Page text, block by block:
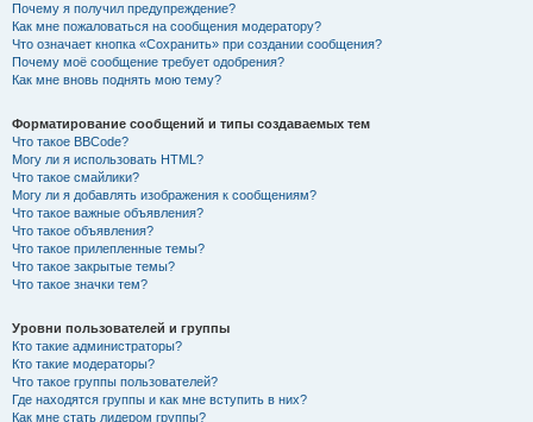
Почему я получил предупреждение?
Как мне пожаловаться на сообщения модератору?
Что означает кнопка «Сохранить» при создании сообщения?
Почему моё сообщение требует одобрения?
Как мне вновь поднять мою тему?
Форматирование сообщений и типы создаваемых тем
Что такое BBCode?
Могу ли я использовать HTML?
Что такое смайлики?
Могу ли я добавлять изображения к сообщениям?
Что такое важные объявления?
Что такое объявления?
Что такое прилепленные темы?
Что такое закрытые темы?
Что такое значки тем?
Уровни пользователей и группы
Кто такие администраторы?
Кто такие модераторы?
Что такое группы пользователей?
Где находятся группы и как мне вступить в них?
Как мне стать лидером группы?